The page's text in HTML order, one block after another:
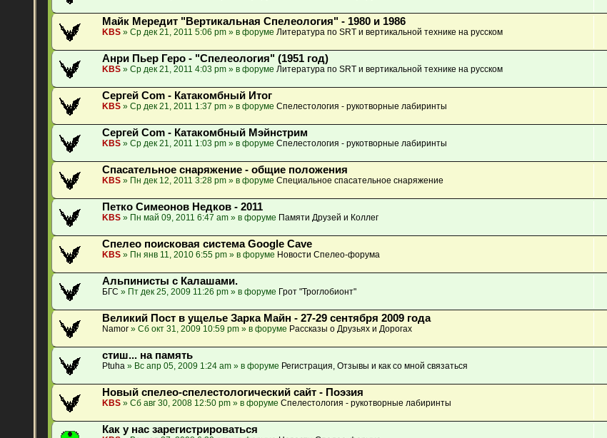
Майк Мередит "Вертикальная Спелеология" - 1980 и 1986
KBS » Ср дек 21, 2011 5:06 pm » в форуме Литература по SRT и вертикальной технике на русском
Анри Пьер Геро - "Спелеология" (1951 год)
KBS » Ср дек 21, 2011 4:03 pm » в форуме Литература по SRT и вертикальной технике на русском
Сергей Com - Катакомбный Итог
KBS » Ср дек 21, 2011 1:37 pm » в форумеСпелестология - рукотворные лабиринты
Сергей Com - Катакомбный Мэйнстрим
KBS » Ср дек 21, 2011 1:03 pm » в форумеСпелестология - рукотворные лабиринты
Спасательное снаряжение - общие положения
KBS » Пн дек 12, 2011 3:28 pm » в форумеСпециальное спасательное снаряжение
Петко Симеонов Недков - 2011
KBS » Пн май 09, 2011 6:47 am » в форуме Памяти Друзей и Коллег
Спелео поисковая система Google Cave
KBS » Пн янв 11, 2010 6:55 pm » в форуме Новости Спелео-форума
Альпинисты с Калашами.
БГС » Пт дек 25, 2009 11:26 pm » в форуме Грот "Троглобионт"
Великий Пост в ущелье Зарка Майн - 27-29 сентября 2009 года
Namor » Сб окт 31, 2009 10:59 pm » в форуме Рассказы о Друзьях и Дорогах
стиш... на память
Ptuha » Вс апр 05, 2009 1:24 am » в форуме Регистрация, Отзывы и как со мной связаться
Новый спелео-спелестологический сайт - Поэзия
KBS » Сб авг 30, 2008 12:50 pm » в форумеСпелестология - рукотворные лабиринты
Как у нас зарегистрироваться